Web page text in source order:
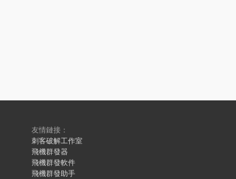
友情鏈接：
刺客破解工作室
飛機群發器
飛機群發軟件
飛機群發助手